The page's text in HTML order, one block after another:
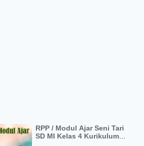
RPP / Modul Ajar Seni Tari
SD MI Kelas 4 Kurikulum